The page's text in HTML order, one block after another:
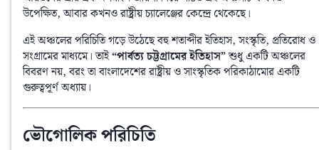
উপেক্ষিত, আবার কখনও রাষ্ট্রীয় চ্যালেঞ্জের কেন্দ্রে থেকেছে।
এই অঞ্চলের পরিচিতি গড়ে উঠেছে বহু শতাব্দীর ইতিহাস, সংস্কৃতি, প্রতিরোধ ও
সংগ্রামের মাধ্যমে। তাই “পার্বত্য চট্টগ্রামের ইতিহাস” শুধু একটি অঞ্চলের
বিবরণ নয়, বরং তা বাংলাদেশের রাষ্ট্রীয় ও সাংস্কৃতিক পরিকাঠামোর একটি
গুরুত্বপূর্ণ অধ্যায়।
ভৌগোলিক পরিচিতি